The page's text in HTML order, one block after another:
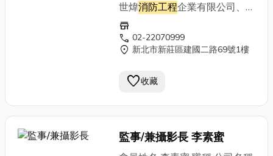
世煒消防工程企業有限公司、全
球消防工程
通訊地址 新北市三重區六張街
259號4F 電話 (02)2971-5068
store
call 02-22070999
location_on 新北市新莊區建國二路69號1樓
favorite收藏
監事/兼攝影長 李素蜜